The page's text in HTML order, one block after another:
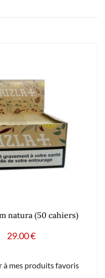
natura (50 cahiers)
29.00€
à mes produits favoris